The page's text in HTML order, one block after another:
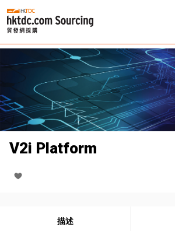
V2i Platform
描述